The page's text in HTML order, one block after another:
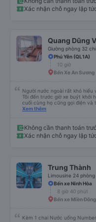
Xác nhận chỗ ngay lập
Quang Dũng
Giường phòng 32
Phú Yên (QL1A)
10 giờ
Bến Xe An Sương
Người nước ngoài rất khó hiểu
Tôi đến trước giờ xe buýt khởi
cuối cùng họ cũng gọi điện và
sao thì tôi ngủ ngon hơn ở
Xem thêm
Không cần thanh toán
Xác nhận chỗ ngay lập
Trung Thành
Limousine 24 phòng
Bến xe Ninh Hòa
8 giờ 40 phút
Bến xe Miền Đông
Kèm 1 chai Nước uống